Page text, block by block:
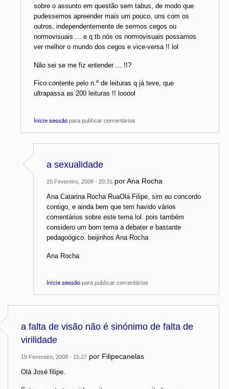
sobre o assunto em questão sem tabus, de modo que
pudessemos apreender mais um pouco, uns com os
outros, independentemente de sermos cegos ou
normovisuais ... e q tb nós os normovisuais possamos
ver melhor o mundo dos cegos e vice-versa !! lol
Não sei se me fiz entender ... !!?
Fico contente pelo n.º de leituras q já teve, que
ultrapassa as 200 leituras !! looool
Inicie sessãopara publicar comentários
a sexualidade
20 Fevereiro, 2008 - 20:31 porAna Rocha
Ana Catarina Rocha RuaOlá Filipe, sim eu concordo
contigo, e ainda bem que tem havido vários
comentários sobre este tema lol. pois também
considero um bom tema a debater e bastante
pedagoógico. beijinhos Ana Rocha
Ana Rocha
Inicie sessãopara publicar comentários
a falta de visão não é sinónimo de falta de
virilidade
19 Fevereiro, 2008 - 15:27 por Filipecanelas
Olá José filipe.